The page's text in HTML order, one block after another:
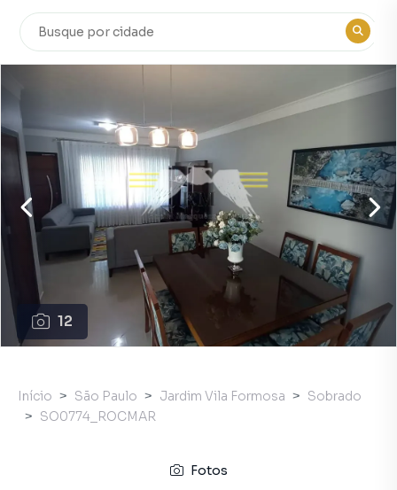
12
Início São Paulo Jardim Vila Formosa
Sobrado
SO0774_ROCMAR
Fotos